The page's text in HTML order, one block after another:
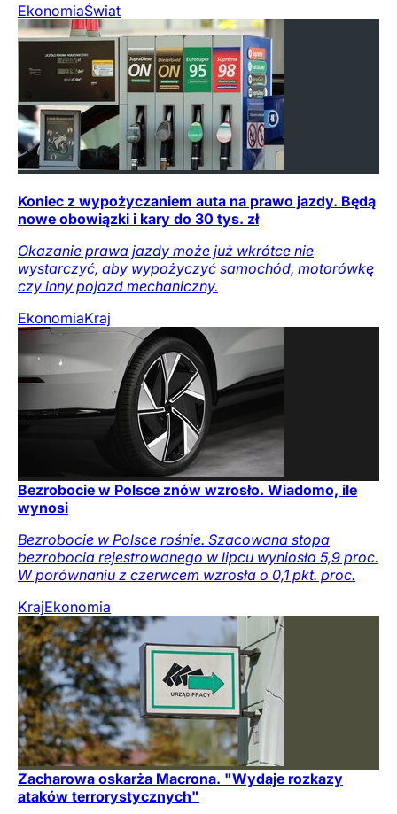
EkonomiaŚwiat
Koniec z wypożyczaniem auta na prawo jazdy. Będą
nowe obowiązki i kary do 30 tys. zł
Okazanie prawa jazdy może już wkrótce nie
wystarczyć, aby wypożyczyć samochód, motorówkę
czy inny pojazd mechaniczny.
EkonomiaKraj
Bezrobocie w Polsce znów wzrosło. Wiadomo, ile
wynosi
Bezrobocie w Polsce rośnie. Szacowana stopa
bezrobocia rejestrowanego w lipcu wyniosła 5,9 proc.
W porównaniu z czerwcem wzrosła o 0,1 pkt. proc.
KrajEkonomia
Zacharowa oskarża Macrona. "Wydaje rozkazy
ataków terrorystycznych"